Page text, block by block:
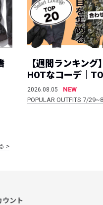
【週間ランキング
HOTなコーデ｜
2026.08.05
NEW
POPULAR OUTFITS 7/
ウント